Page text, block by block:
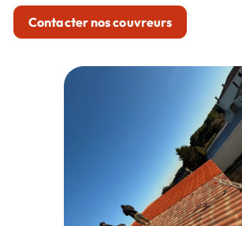
Contacter nos couvreurs